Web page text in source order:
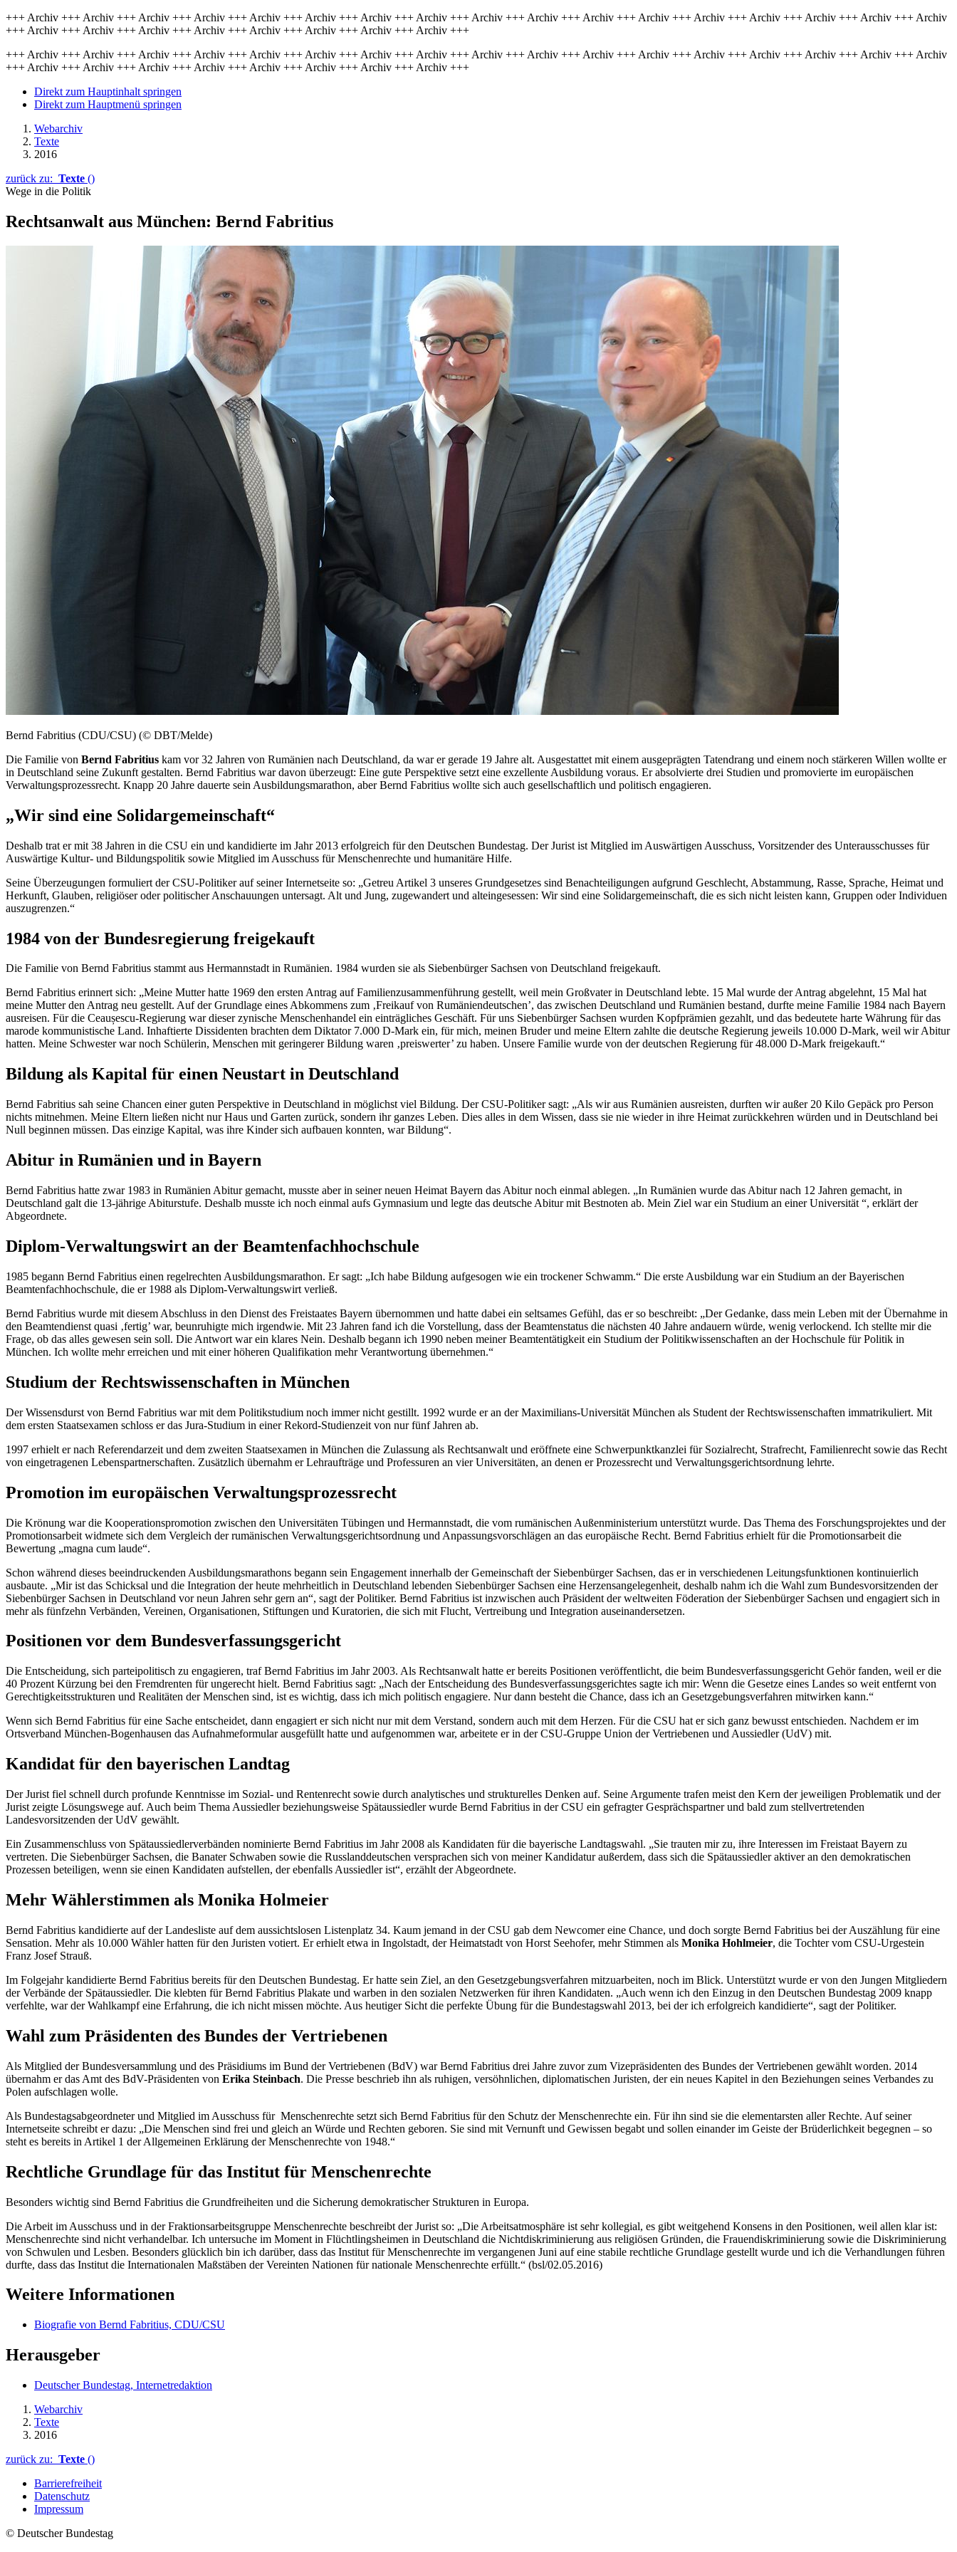
+++ Archiv +++ Archiv +++ Archiv +++ Archiv +++ Archiv +++ Archiv +++ Archiv +++ Archiv +++ Archiv +++ Archiv +++ Archiv +++ Archiv +++ Archiv +++ Archiv +++ Archiv +++ Archiv +++ Archiv
+++ Archiv +++ Archiv +++ Archiv +++ Archiv +++ Archiv +++ Archiv +++ Archiv +++ Archiv +++
+++ Archiv +++ Archiv +++ Archiv +++ Archiv +++ Archiv +++ Archiv +++ Archiv +++ Archiv +++ Archiv +++ Archiv +++ Archiv +++ Archiv +++ Archiv +++ Archiv +++ Archiv +++ Archiv +++ Archiv
+++ Archiv +++ Archiv +++ Archiv +++ Archiv +++ Archiv +++ Archiv +++ Archiv +++ Archiv +++
Direkt zum Hauptinhalt springen
Direkt zum Hauptmenü springen
Webarchiv
Texte
2016
zurück zu: Texte ()
Wege in die Politik
Rechtsanwalt aus München: Bernd Fabritius
Bernd Fabritius (CDU/CSU) (© DBT/Melde)
Die Familie von Bernd Fabritius kam vor 32 Jahren von Rumänien nach Deutschland, da war er gerade 19 Jahre alt. Ausgestattet mit einem ausgeprägten Tatendrang und einem noch stärkeren Willen wollte er
in Deutschland seine Zukunft gestalten. Bernd Fabritius war davon überzeugt: Eine gute Perspektive setzt eine exzellente Ausbildung voraus. Er absolvierte drei Studien und promovierte im europäischen
Verwaltungsprozessrecht. Knapp 20 Jahre dauerte sein Ausbildungsmarathon, aber Bernd Fabritius wollte sich auch gesellschaftlich und politisch engagieren.
„Wir sind eine Solidargemeinschaft“
Deshalb trat er mit 38 Jahren in die CSU ein und kandidierte im Jahr 2013 erfolgreich für den Deutschen Bundestag. Der Jurist ist Mitglied im Auswärtigen Ausschuss, Vorsitzender des Unterausschusses für
Auswärtige Kultur- und Bildungspolitik sowie Mitglied im Ausschuss für Menschenrechte und humanitäre Hilfe.
Seine Überzeugungen formuliert der CSU-Politiker auf seiner Internetseite so: „Getreu Artikel 3 unseres Grundgesetzes sind Benachteiligungen aufgrund Geschlecht, Abstammung, Rasse, Sprache, Heimat und
Herkunft, Glauben, religiöser oder politischer Anschauungen untersagt. Alt und Jung, zugewandert und alteingesessen: Wir sind eine Solidargemeinschaft, die es sich nicht leisten kann, Gruppen oder Individuen
auszugrenzen.“
1984 von der Bundesregierung freigekauft
Die Familie von Bernd Fabritius stammt aus Hermannstadt in Rumänien. 1984 wurden sie als Siebenbürger Sachsen von Deutschland freigekauft.
Bernd Fabritius erinnert sich: „Meine Mutter hatte 1969 den ersten Antrag auf Familienzusammenführung gestellt, weil mein Großvater in Deutschland lebte. 15 Mal wurde der Antrag abgelehnt, 15 Mal hat
meine Mutter den Antrag neu gestellt. Auf der Grundlage eines Abkommens zum ‚Freikauf von Rumäniendeutschen’, das zwischen Deutschland und Rumänien bestand, durfte meine Familie 1984 nach Bayern
ausreisen. Für die Ceaușescu-Regierung war dieser zynische Menschenhandel ein einträgliches Geschäft. Für uns Siebenbürger Sachsen wurden Kopfprämien gezahlt, und das bedeutete harte Währung für das
marode kommunistische Land. Inhaftierte Dissidenten brachten dem Diktator 7.000 D-Mark ein, für mich, meinen Bruder und meine Eltern zahlte die deutsche Regierung jeweils 10.000 D-Mark, weil wir Abitur
hatten. Meine Schwester war noch Schülerin, Menschen mit geringerer Bildung waren ‚preiswerter’ zu haben. Unsere Familie wurde von der deutschen Regierung für 48.000 D-Mark freigekauft.“
Bildung als Kapital für einen Neustart in Deutschland
Bernd Fabritius sah seine Chancen einer guten Perspektive in Deutschland in möglichst viel Bildung. Der CSU-Politiker sagt: „Als wir aus Rumänien ausreisten, durften wir außer 20 Kilo Gepäck pro Person
nichts mitnehmen. Meine Eltern ließen nicht nur Haus und Garten zurück, sondern ihr ganzes Leben. Dies alles in dem Wissen, dass sie nie wieder in ihre Heimat zurückkehren würden und in Deutschland bei
Null beginnen müssen. Das einzige Kapital, was ihre Kinder sich aufbauen konnten, war Bildung“.
Abitur in Rumänien und in Bayern
Bernd Fabritius hatte zwar 1983 in Rumänien Abitur gemacht, musste aber in seiner neuen Heimat Bayern das Abitur noch einmal ablegen. „In Rumänien wurde das Abitur nach 12 Jahren gemacht, in
Deutschland galt die 13-jährige Abiturstufe. Deshalb musste ich noch einmal aufs Gymnasium und legte das deutsche Abitur mit Bestnoten ab. Mein Ziel war ein Studium an einer Universität “, erklärt der
Abgeordnete.
Diplom-Verwaltungswirt an der Beamtenfachhochschule
1985 begann Bernd Fabritius einen regelrechten Ausbildungsmarathon. Er sagt: „Ich habe Bildung aufgesogen wie ein trockener Schwamm.“ Die erste Ausbildung war ein Studium an der Bayerischen
Beamtenfachhochschule, die er 1988 als Diplom-Verwaltungswirt verließ.
Bernd Fabritius wurde mit diesem Abschluss in den Dienst des Freistaates Bayern übernommen und hatte dabei ein seltsames Gefühl, das er so beschreibt: „Der Gedanke, dass mein Leben mit der Übernahme in
den Beamtendienst quasi ‚fertig’ war, beunruhigte mich irgendwie. Mit 23 Jahren fand ich die Vorstellung, dass der Beamtenstatus die nächsten 40 Jahre andauern würde, wenig verlockend. Ich stellte mir die
Frage, ob das alles gewesen sein soll. Die Antwort war ein klares Nein. Deshalb begann ich 1990 neben meiner Beamtentätigkeit ein Studium der Politikwissenschaften an der Hochschule für Politik in
München. Ich wollte mehr erreichen und mit einer höheren Qualifikation mehr Verantwortung übernehmen.“
Studium der Rechtswissenschaften in München
Der Wissensdurst von Bernd Fabritius war mit dem Politikstudium noch immer nicht gestillt. 1992 wurde er an der Maximilians-Universität München als Student der Rechtswissenschaften immatrikuliert. Mit
dem ersten Staatsexamen schloss er das Jura-Studium in einer Rekord-Studienzeit von nur fünf Jahren ab.
1997 erhielt er nach Referendarzeit und dem zweiten Staatsexamen in München die Zulassung als Rechtsanwalt und eröffnete eine Schwerpunktkanzlei für Sozialrecht, Strafrecht, Familienrecht sowie das Recht
von eingetragenen Lebenspartnerschaften. Zusätzlich übernahm er Lehraufträge und Professuren an vier Universitäten, an denen er Prozessrecht und Verwaltungsgerichtsordnung lehrte.
Promotion im europäischen Verwaltungsprozessrecht
Die Krönung war die Kooperationspromotion zwischen den Universitäten Tübingen und Hermannstadt, die vom rumänischen Außenministerium unterstützt wurde. Das Thema des Forschungsprojektes und der
Promotionsarbeit widmete sich dem Vergleich der rumänischen Verwaltungsgerichtsordnung und Anpassungsvorschlägen an das europäische Recht. Bernd Fabritius erhielt für die Promotionsarbeit die
Bewertung „magna cum laude“.
Schon während dieses beeindruckenden Ausbildungsmarathons begann sein Engagement innerhalb der Gemeinschaft der Siebenbürger Sachsen, das er in verschiedenen Leitungsfunktionen kontinuierlich
ausbaute. „Mir ist das Schicksal und die Integration der heute mehrheitlich in Deutschland lebenden Siebenbürger Sachsen eine Herzensangelegenheit, deshalb nahm ich die Wahl zum Bundesvorsitzenden der
Siebenbürger Sachsen in Deutschland vor neun Jahren sehr gern an“, sagt der Politiker. Bernd Fabritius ist inzwischen auch Präsident der weltweiten Föderation der Siebenbürger Sachsen und engagiert sich in
mehr als fünfzehn Verbänden, Vereinen, Organisationen, Stiftungen und Kuratorien, die sich mit Flucht, Vertreibung und Integration auseinandersetzen.
Positionen vor dem Bundesverfassungsgericht
Die Entscheidung, sich parteipolitisch zu engagieren, traf Bernd Fabritius im Jahr 2003. Als Rechtsanwalt hatte er bereits Positionen veröffentlicht, die beim Bundesverfassungsgericht Gehör fanden, weil er die
40 Prozent Kürzung bei den Fremdrenten für ungerecht hielt. Bernd Fabritius sagt: „Nach der Entscheidung des Bundesverfassungsgerichtes sagte ich mir: Wenn die Gesetze eines Landes so weit entfernt von
Gerechtigkeitsstrukturen und Realitäten der Menschen sind, ist es wichtig, dass ich mich politisch engagiere. Nur dann besteht die Chance, dass ich an Gesetzgebungsverfahren mitwirken kann.“
Wenn sich Bernd Fabritius für eine Sache entscheidet, dann engagiert er sich nicht nur mit dem Verstand, sondern auch mit dem Herzen. Für die CSU hat er sich ganz bewusst entschieden. Nachdem er im
Ortsverband München-Bogenhausen das Aufnahmeformular ausgefüllt hatte und aufgenommen war, arbeitete er in der CSU-Gruppe Union der Vertriebenen und Aussiedler (UdV) mit.
Kandidat für den bayerischen Landtag
Der Jurist fiel schnell durch profunde Kenntnisse im Sozial- und Rentenrecht sowie durch analytisches und strukturelles Denken auf. Seine Argumente trafen meist den Kern der jeweiligen Problematik und der
Jurist zeigte Lösungswege auf. Auch beim Thema Aussiedler beziehungsweise Spätaussiedler wurde Bernd Fabritius in der CSU ein gefragter Gesprächspartner und bald zum stellvertretenden
Landesvorsitzenden der UdV gewählt.
Ein Zusammenschluss von Spätaussiedlerverbänden nominierte Bernd Fabritius im Jahr 2008 als Kandidaten für die bayerische Landtagswahl. „Sie trauten mir zu, ihre Interessen im Freistaat Bayern zu
vertreten. Die Siebenbürger Sachsen, die Banater Schwaben sowie die Russlanddeutschen versprachen sich von meiner Kandidatur außerdem, dass sich die Spätaussiedler aktiver an den demokratischen
Prozessen beteiligen, wenn sie einen Kandidaten aufstellen, der ebenfalls Aussiedler ist“, erzählt der Abgeordnete.
Mehr Wählerstimmen als Monika Holmeier
Bernd Fabritius kandidierte auf der Landesliste auf dem aussichtslosen Listenplatz 34. Kaum jemand in der CSU gab dem Newcomereine Chance, und doch sorgte Bernd Fabritius bei der Auszählung für eine
Sensation. Mehr als 10.000 Wähler hatten für den Juristen votiert. Er erhielt etwa in Ingolstadt, der Heimatstadt von Horst Seehofer, mehr Stimmen als Monika Hohlmeier, die Tochter vom CSU-Urgestein
Franz Josef Strauß.
Im Folgejahr kandidierte Bernd Fabritius bereits für den Deutschen Bundestag. Er hatte sein Ziel, an den Gesetzgebungsverfahren mitzuarbeiten, noch im Blick. Unterstützt wurde er von den Jungen Mitgliedern
der Verbände der Spätaussiedler. Die klebten für Bernd Fabritius Plakate und warben in den sozialen Netzwerken für ihren Kandidaten. „Auch wenn ich den Einzug in den Deutschen Bundestag 2009 knapp
verfehlte, war der Wahlkampf eine Erfahrung, die ich nicht missen möchte. Aus heutiger Sicht die perfekte Übung für die Bundestagswahl 2013, bei der ich erfolgreich kandidierte“, sagt der Politiker.
Wahl zum Präsidenten des Bundes der Vertriebenen
Als Mitglied der Bundesversammlung und des Präsidiums im Bund der Vertriebenen (BdV) war Bernd Fabritius drei Jahre zuvor zum Vizepräsidenten des Bundes der Vertriebenen gewählt worden. 2014
übernahm er das Amt des BdV-Präsidenten von Erika Steinbach. Die Presse beschrieb ihn als ruhigen, versöhnlichen, diplomatischen Juristen, der ein neues Kapitel in den Beziehungen seines Verbandes zu
Polen aufschlagen wolle.
Als Bundestagsabgeordneter und Mitglied im Ausschuss für Menschenrechte setzt sich Bernd Fabritius für den Schutz der Menschenrechte ein. Für ihn sind sie die elementarsten aller Rechte. Auf seiner
Internetseite schreibt er dazu: „Die Menschen sind frei und gleich an Würde und Rechten geboren. Sie sind mit Vernunft und Gewissen begabt und sollen einander im Geiste der Brüderlichkeit begegnen – so
steht es bereits in Artikel 1 der Allgemeinen Erklärung der Menschenrechte von 1948.“
Rechtliche Grundlage für das Institut für Menschenrechte
Besonders wichtig sind Bernd Fabritius die Grundfreiheiten und die Sicherung demokratischer Strukturen in Europa.
Die Arbeit im Ausschuss und in der Fraktionsarbeitsgruppe Menschenrechte beschreibt der Jurist so: „Die Arbeitsatmosphäre ist sehr kollegial, es gibt weitgehend Konsens in den Positionen, weil allen klar ist:
Menschenrechte sind nicht verhandelbar. Ich untersuche im Moment in Flüchtlingsheimen in Deutschland die Nichtdiskriminierung aus religiösen Gründen, die Frauendiskriminierung sowie die Diskriminierung
von Schwulen und Lesben. Besonders glücklich bin ich darüber, dass das Institut für Menschenrechte im vergangenen Juni auf eine stabile rechtliche Grundlage gestellt wurde und ich die Verhandlungen führen
durfte, dass das Institut die Internationalen Maßstäben der Vereinten Nationen für nationale Menschenrechte erfüllt.“ (bsl/02.05.2016)
Weitere Informationen
Biografie von Bernd Fabritius, CDU/CSU
Herausgeber
Deutscher Bundestag, Internetredaktion
Webarchiv
Texte
2016
zurück zu: Texte ()
Barrierefreiheit
Datenschutz
Impressum
© Deutscher Bundestag